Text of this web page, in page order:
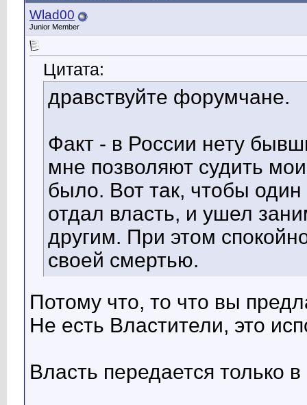
Wlad00
Junior Member
Цитата:
дравствуйте форумчане.
Факт - в России нету
мне позволяют судить
было. Вот так, чтобы один
отдал власть, и ушел
другим. При этом
своей смертью.
Потому что, то что вы
Не есть Властители, это
Власть передается только